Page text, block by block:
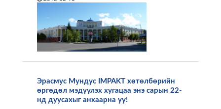
Эрасмус Мундус IMPAKT хөтөлбөрийн
өргөдөл мэдүүлэх хугацаа энэ сарын 22-
нд дуусахыг анхаарна уу!